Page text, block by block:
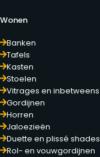
Wonen
Banken
Tafels
Kasten
Stoelen
Vitrages en inbetweens
Gordijnen
Horren
Jaloezieën
Duette en plissé shades
Rol- en vouwgordijnen